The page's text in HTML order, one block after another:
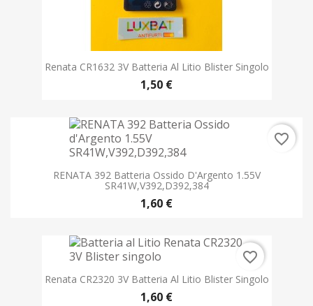
Renata CR1632 3V Batteria Al Litio Blister Singolo
1,50 €
RENATA 392 Batteria Ossido D'Argento 1.55V
SR41W,V392,D392,384
1,60 €
favorite_border
Renata CR2320 3V Batteria Al Litio Blister Singolo
1,60 €
favorite_border